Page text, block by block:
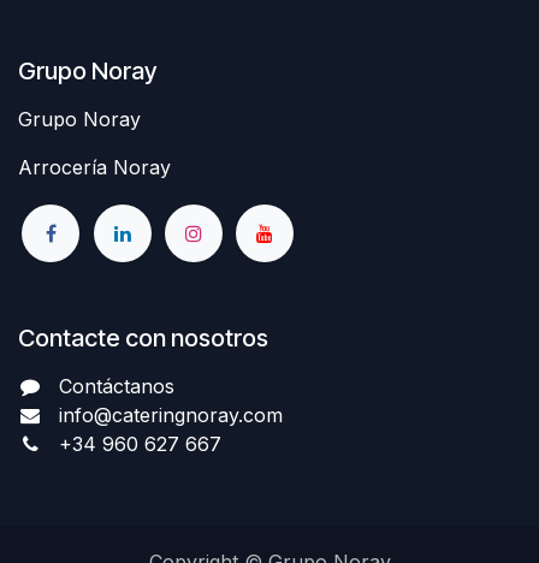
Grupo Noray
Grupo Noray
Arrocería Noray
Contacte con nosotros
Contáctanos
info@cateringnoray.com
+34 960 627 667